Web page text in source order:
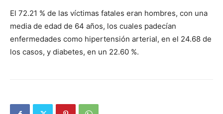
El 72.21 % de las víctimas fatales eran hombres, con una
media de edad de 64 años, los cuales padecían
enfermedades como hipertensión arterial, en el 24.68 de
los casos, y diabetes, en un 22.60 %.